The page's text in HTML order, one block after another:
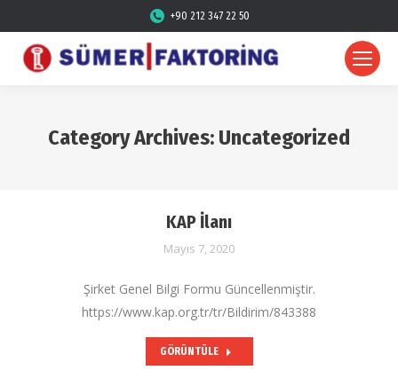
+90 212 347 22 50
Category Archives: Uncategorized
KAP İlanı
Mayıs 7, 2020
Şirket Genel Bilgi Formu Güncellenmiştir.
https://www.kap.org.tr/tr/Bildirim/843388
GÖRÜNTÜLE